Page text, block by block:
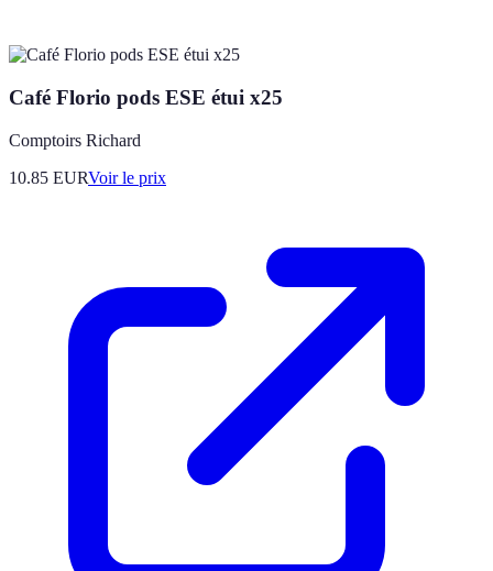
Café Florio pods ESE étui x25
Comptoirs Richard
10.85 EURVoir le prix